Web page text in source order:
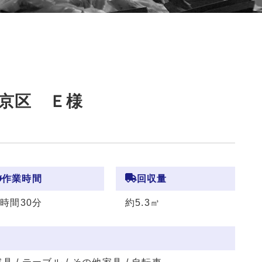
京区 Ｅ様
作業時間
間30分
回収量
約5.3㎥